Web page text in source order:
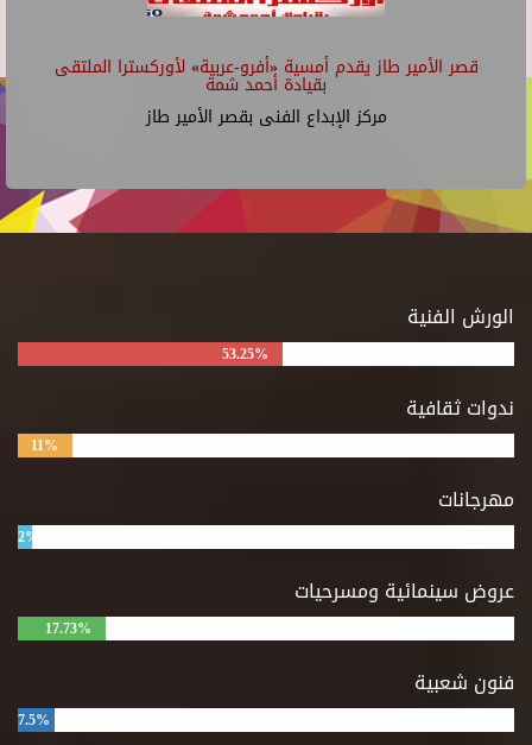
قصر الأمير طاز يقدم أمسية «أفرو-عربية» لأوركسترا الملتقى
بقيادة أحمد شمة
مركز الإبداع الفنى بقصر الأمير طاز
الورش الفنية
53.25%
ندوات ثقافية
11%
مهرجانات
2%
عروض سينمائية ومسرحيات
17.73%
فنون شعبية
7.5%